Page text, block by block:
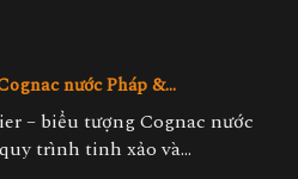
nước Pháp &...
– biểu tượng Cognac nước
trình tinh xảo và...